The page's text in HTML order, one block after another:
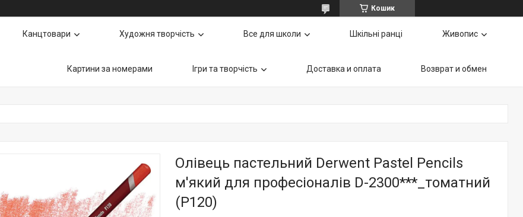
Кошик
Канцтовари Художня творчість Все для школи Шкільні ранці Живопис
Картини за номерами Ігри та творчість Доставка и оплата Возврат и обмен
Олівець пастельний Derwent Pastel Pencils
м'який для професіоналів D-2300***_томатний
(P120)